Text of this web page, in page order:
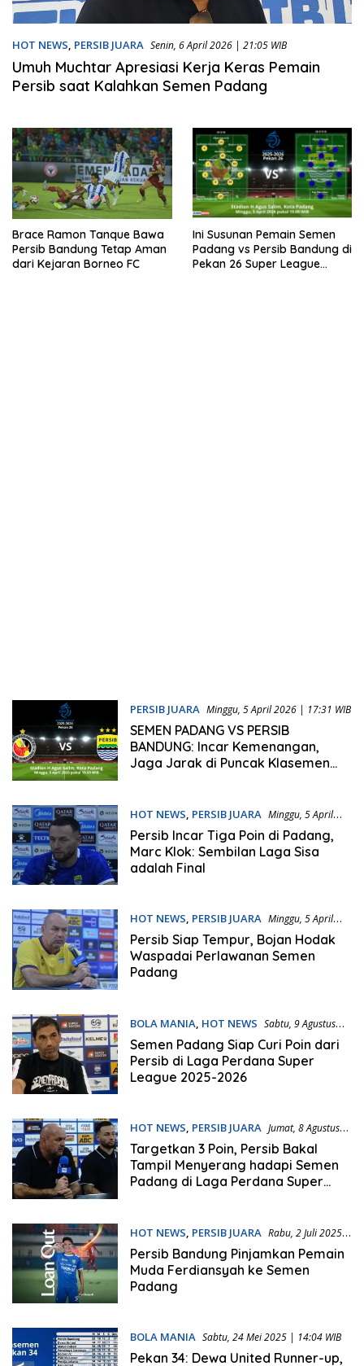
HOT NEWS, PERSIB JUARA Senin, 6 April 2026 | 21:05 WIB
Umuh Muchtar Apresiasi Kerja Keras Pemain
Persib saat Kalahkan Semen Padang
Brace Ramon Tanque Bawa
Persib Bandung Tetap Aman
dari Kejaran Borneo FC
Ini Susunan Pemain Semen
Padang vs Persib Bandung di
Pekan 26 Super League
PERSIB JUARA Minggu, 5 April 2026 | 17:31 WIB
SEMEN PADANG VS PERSIB
BANDUNG: Incar Kemenangan,
Jaga Jarak di Puncak Klasemen
HOT NEWS, PERSIB JUARA Minggu, 5 April
2026 | 06:26 WIB
Persib Incar Tiga Poin di Padang,
Marc Klok: Sembilan Laga Sisa
adalah Final
HOT NEWS, PERSIB JUARA Minggu, 5 April
2026 | 06:13 WIB
Persib Siap Tempur, Bojan Hodak
Waspadai Perlawanan Semen
Padang
BOLA MANIA, HOT NEWS Sabtu, 9 Agustus
2025 | 07:35 WIB
Semen Padang Siap Curi Poin dari
Persib di Laga Perdana Super
League 2025-2026
HOT NEWS, PERSIB JUARA Jumat, 8 Agustus
2025 | 15:29 WIB
Targetkan 3 Poin, Persib Bakal
Tampil Menyerang hadapi Semen
Padang di Laga Perdana Super
HOT NEWS, PERSIB JUARA Rabu, 2 Juli 2025 |
16:03 WIB
Persib Bandung Pinjamkan Pemain
Muda Ferdiansyah ke Semen
Padang
BOLA MANIA Sabtu, 24 Mei 2025 | 14:04 WIB
Pekan 34: Dewa United Runner-up,